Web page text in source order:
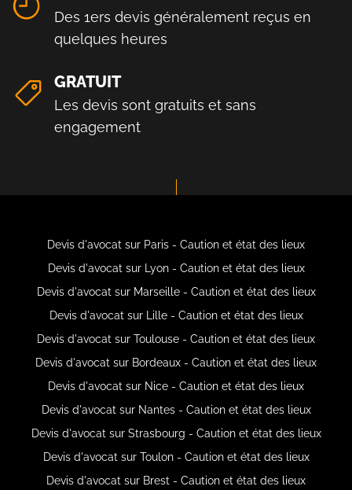
Des 1ers devis généralement reçus en
quelques heures
GRATUIT
Les devis sont gratuits et sans
engagement
Devis d'avocat sur Paris - Caution et état des lieux
Devis d'avocat sur Lyon - Caution et état des lieux
Devis d'avocat sur Marseille - Caution et état des lieux
Devis d'avocat sur Lille - Caution et état des lieux
Devis d'avocat sur Toulouse - Caution et état des lieux
Devis d'avocat sur Bordeaux - Caution et état des lieux
Devis d'avocat sur Nice - Caution et état des lieux
Devis d'avocat sur Nantes - Caution et état des lieux
Devis d'avocat sur Strasbourg - Caution et état des lieux
Devis d'avocat sur Toulon - Caution et état des lieux
Devis d'avocat sur Brest - Caution et état des lieux